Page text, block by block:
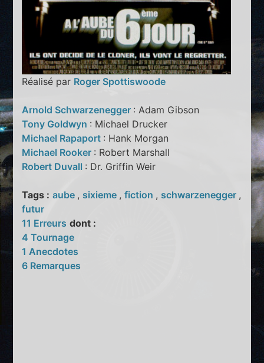
Réalisé par Roger Spottiswoode
Arnold Schwarzenegger : Adam Gibson
Tony Goldwyn : Michael Drucker
Michael Rapaport : Hank Morgan
Michael Rooker : Robert Marshall
Robert Duvall : Dr. Griffin Weir
Tags : aube , sixieme ,fiction , schwarzenegger ,
futur
11 Erreurs dont :
4 Tournage
1 Anecdotes
6 Remarques